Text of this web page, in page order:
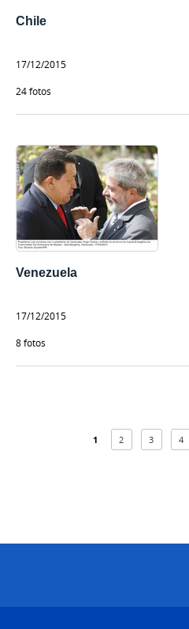
Chile
17/12/2015
24 fotos
Venezuela
17/12/2015
8 fotos
1 2 3 4